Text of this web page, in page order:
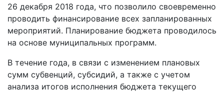
26 декабря 2018 года, что позволило своевременно
проводить финансирование всех запланированных
мероприятий. Планирование бюджета проводилось
на основе муниципальных программ.
В течение года, в связи с изменением плановых
сумм субвенций, субсидий, а также с учетом
анализа итогов исполнения бюджета текущего